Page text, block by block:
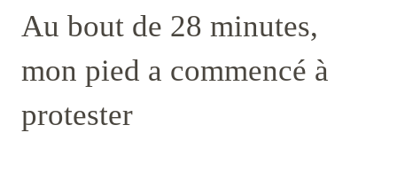
Au bout de 28 minutes,
mon pied a commencé à
protester